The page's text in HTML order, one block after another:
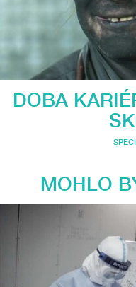
DOBA
MOHLO